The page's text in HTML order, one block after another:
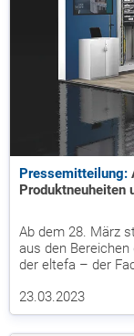
Pressemitteilung:
Produktneuheiten
Ab dem 28. März
aus den
der eltefa – der
23.03.2023